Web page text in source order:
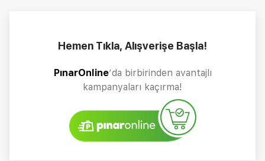
Hemen Tıkla, Alışverişe Başla!
PınarOnline’da birbirinden avantajlı
kampanyaları kaçırma!